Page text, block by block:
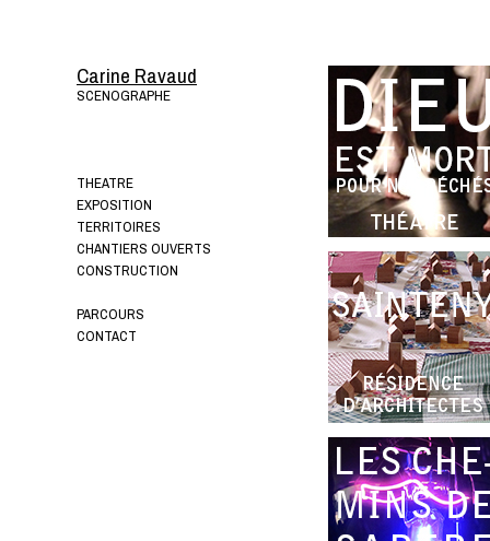
Carine Ravaud
THEATRE
EXPOSITION
TERRITOIRES
CHANTIERS OUVERTS
CONSTRUCTION
PARCOURS
CONTACT
SCENOGRAPHE